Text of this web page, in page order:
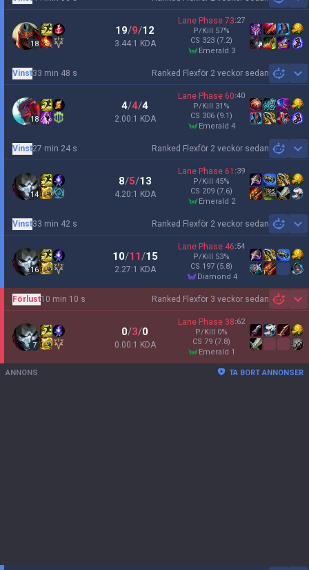
18
19/9/12
3.44:1 KDA
Lane Phase 73:27
P/Kill 57%
CS 323 (7.2)
emerald 3
Ranked Flexför 2 veckor sedan
Vinst33 min 48 s
18
4/4/4
2.00:1 KDA
Lane Phase 60:40
P/Kill 31 %
CS 306 (9.1)
emerald 4
Ranked Flexför 2 veckor sedan
Vinst27 min 24 s
14
8/5/13
4.20:1 KDA
Lane Phase 61 :39
P/Kill 45%
CS 209 (7.6)
emerald 2
Ranked Flexför 2 veckor sedan
Vinst33 min 42 s
16
10/11/15
2.27:1 KDA
Lane Phase 46:54
P/Kill 53%
CS 197 (5.8)
diamond 4
Ranked Flexför 3 veckor sedan
Förlust10 min 10 s
7
0/3/0
0.00:1 KDA
Lane Phase 38:62
P/Kill 0%
CS 79 (7.8)
emerald 1
ANNONS TA BORT ANNONSER